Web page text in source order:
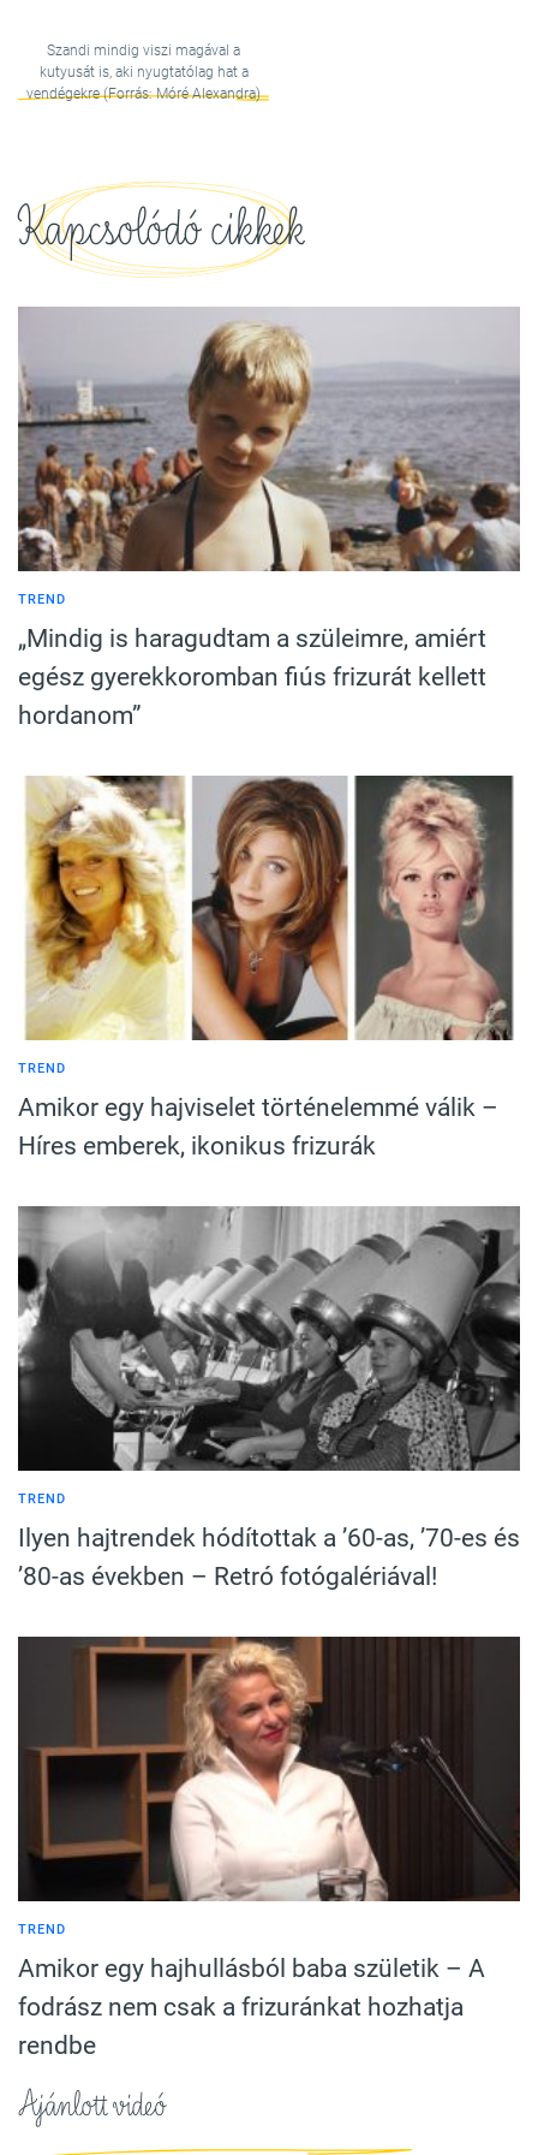
Szandi mindig viszi magával a
kutyusát is, aki nyugtatólag hat a
vendégekre (Forrás: Móré Alexandra)
Kapcsolódó cikkek
TREND
„Mindig is haragudtam a szüleimre, amiért
egész gyerekkoromban fiús frizurát kellett
hordanom”
TREND
Amikor egy hajviselet történelemmé válik –
Híres emberek, ikonikus frizurák
TREND
Ilyen hajtrendek hódítottak a ’60-as, ’70-es és
’80-as években – Retró fotógalériával!
TREND
Amikor egy hajhullásból baba születik – A
fodrász nem csak a frizuránkat hozhatja
rendbe
Ajánlott videó